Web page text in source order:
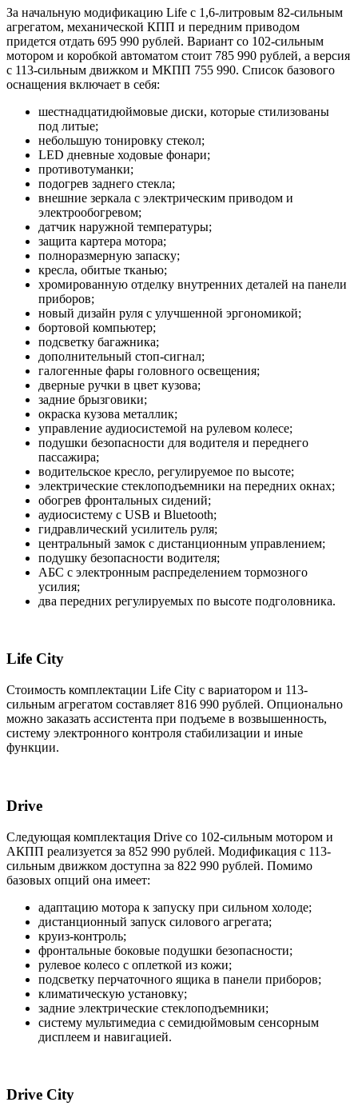
За начальную модификацию Life с 1,6-литровым 82-сильным
агрегатом, механической КПП и передним приводом
придется отдать 695 990 рублей. Вариант со 102-сильным
мотором и коробкой автоматом стоит 785 990 рублей, а версия
с 113-сильным движком и МКПП 755 990. Список базового
оснащения включает в себя:
шестнадцатидюймовые диски, которые стилизованы
под литые;
небольшую тонировку стекол;
LED дневные ходовые фонари;
противотуманки;
подогрев заднего стекла;
внешние зеркала с электрическим приводом и
электрообогревом;
датчик наружной температуры;
защита картера мотора;
полноразмерную запаску;
кресла, обитые тканью;
хромированную отделку внутренних деталей на панели
приборов;
новый дизайн руля с улучшенной эргономикой;
бортовой компьютер;
подсветку багажника;
дополнительный стоп-сигнал;
галогенные фары головного освещения;
дверные ручки в цвет кузова;
задние брызговики;
окраска кузова металлик;
управление аудиосистемой на рулевом колесе;
подушки безопасности для водителя и переднего
пассажира;
водительское кресло, регулируемое по высоте;
электрические стеклоподъемники на передних окнах;
обогрев фронтальных сидений;
аудиосистему с USB и Bluetooth;
гидравлический усилитель руля;
центральный замок с дистанционным управлением;
подушку безопасности водителя;
АБС с электронным распределением тормозного
усилия;
два передних регулируемых по высоте подголовника.
Life City
Стоимость комплектации Life City с вариатором и 113-
сильным агрегатом составляет 816 990 рублей. Опционально
можно заказать ассистента при подъеме в возвышенность,
систему электронного контроля стабилизации и иные
функции.
Drive
Следующая комплектация Drive со 102-сильным мотором и
АКПП реализуется за 852 990 рублей. Модификация с 113-
сильным движком доступна за 822 990 рублей. Помимо
базовых опций она имеет:
адаптацию мотора к запуску при сильном холоде;
дистанционный запуск силового агрегата;
круиз-контроль;
фронтальные боковые подушки безопасности;
рулевое колесо с оплеткой из кожи;
подсветку перчаточного ящика в панели приборов;
климатическую установку;
задние электрические стеклоподъемники;
систему мультимедиа с семидюймовым сенсорным
дисплеем и навигацией.
Drive City